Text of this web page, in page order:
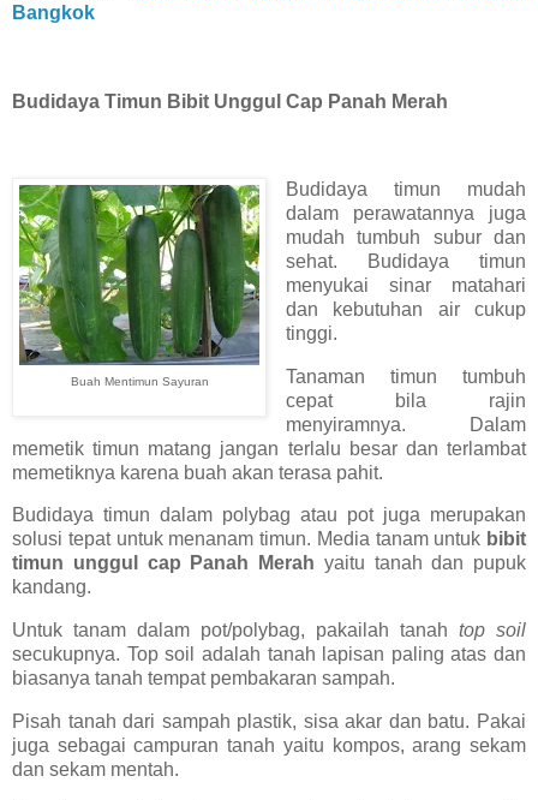
Bangkok
Budidaya Timun Bibit Unggul Cap Panah Merah
Buah Mentimun Sayuran
Budidaya timun mudah
dalam perawatannya juga
mudah tumbuh subur dan
sehat. Budidaya timun
menyukai sinar matahari
dan kebutuhan air cukup
tinggi.
Tanaman timun tumbuh
cepat bila rajin
menyiramnya. Dalam
memetik timun matang jangan terlalu besar dan terlambat
memetiknya karena buah akan terasa pahit.
Budidaya timun dalam polybag atau pot juga merupakan
solusi tepat untuk menanam timun. Media tanam untuk bibit
timun unggul cap Panah Merah yaitu tanah dan pupuk
kandang.
Untuk tanam dalam pot/polybag, pakailah tanah top soil
secukupnya. Top soil adalah tanah lapisan paling atas dan
biasanya tanah tempat pembakaran sampah.
Pisah tanah dari sampah plastik, sisa akar dan batu. Pakai
juga sebagai campuran tanah yaitu kompos, arang sekam
dan sekam mentah.